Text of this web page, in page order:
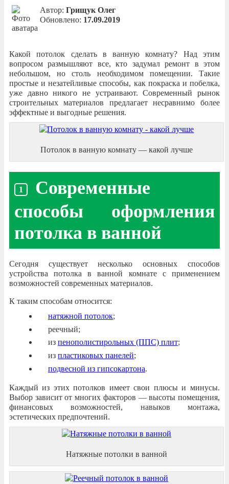
Автор: Грищук Олег
Обновлено: 17.09.2019
Какой потолок сделать в ванную комнату? Над этим
вопросом размышляют все, кто задумал ремонт в этом
небольшом, но столь необходимом помещении. Такие
простые и незатейливые способы, как покраска и побелка,
уже давно никого не устраивают. Современный рынок
строительных материалов предлагает несравнимо более
эффектные и выгодные решения.
Потолок в ванную комнату — какой лучше
Современные
способы оформления
потолка в ванной
Сегодня существует несколько основных способов
устройства потолка в ванной комнате с применением
возможностей современных материалов.
К таким способам относится:
натяжной потолок;
реечный;
из пенополистирольных (ППС) плит;
из пластиковых панелей;
подвесной из гипсокартона.
Каждый из этих потолков имеет свои плюсы и минусы.
Выбор зависит от многих факторов — высоты помещения,
финансовых возможностей, навыков монтажа,
эстетических предпочтений.
Натяжные потолки в ванной